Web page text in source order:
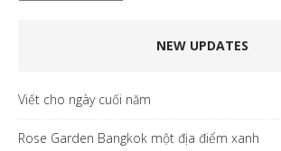
NEW UPDATES
Viết cho ngày cuối năm
Rose Garden Bangkok một địa điểm xanh